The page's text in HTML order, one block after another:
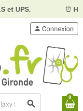
UPS. ⏰
search
person Connexion
0